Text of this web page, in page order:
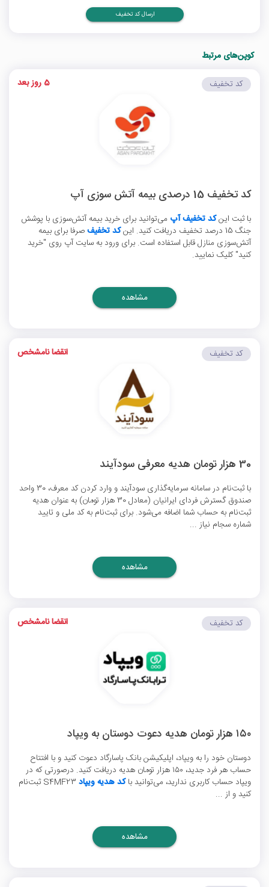
ارسال کد تخفیف
کوپن‌های مرتبط
کد تخفیف 15 درصدی بیمه آتش سوزی آپ
با ثبت اینکد تخفیف آپ می‌توانید برای خرید بیمه آتش‌سوزی با پوشش
جنگ 15 درصد تخفیف دریافت کنید. این
کد تخفیفصرفا برای بیمه
آتش‌سوزی منازل قابل استفاده است. برای ورود به سایت آپ روی "خرید
کنید" کلیک نمایید.
کد تخفیف 5 روز بعد
مشاهده
30 هزار تومان هدیه معرفی سودآیند
با ثبت‌نام در سامانه سرمایه‌گذاری سودآیند و وارد کردن کد معرف، 30 واحد
صندوق گسترش فردای ایرانیان (معادل 30 هزار تومان) به عنوان هدیه
ثبت‌نام به حساب شما اضافه می‌شود. برای ثبت‌نام به کد ملی و تایید
شماره سجام نیاز ...
کد تخفیف انقضا نامشخص
مشاهده
۱۵۰ هزار تومان هدیه دعوت دوستان به ویپاد
دوستان خود را به ویپاد، اپلیکیشن بانک پاسارگاد دعوت کنید و با افتتاح
حساب هر فرد جدید، ۱۵۰ هزار تومان هدیه دریافت کنید. درصورتی که در
ویپاد حساب کاربری ندارید، می‌توانید باکد هدیه ویپاد
S4MF23 ثبت‌نام
کنید و از ...
کد تخفیف انقضا نامشخص
مشاهده